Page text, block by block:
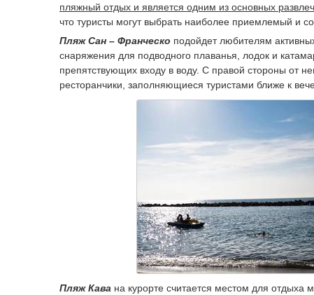
пляжный отдых и является одним из основных
что туристы могут выбрать наиболее приемлемый и
Пляж Сан – Франческо подойдет любителям
снаряжения для подводного плаванья, лодок и
препятствующих входу в воду. С правой стороны от
ресторанчики, заполняющиеся туристами ближе к
Пляж Кава на курорте считается местом для